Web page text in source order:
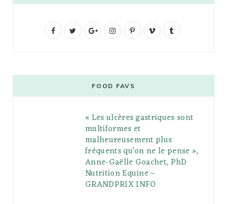
F
b
t
G
g
l
e
P
l
s
I
t
a
g
r
a
m
P
e
r
e
s
V
o
l
r
FOOD FAVS
« Les ulcères gastriques sont
multiformes et
malheureusement plus
fréquents qu’on ne le pense »,
Anne-Gaëlle Goachet, PhD
Nutrition Equine –
GRANDPRIX INFO